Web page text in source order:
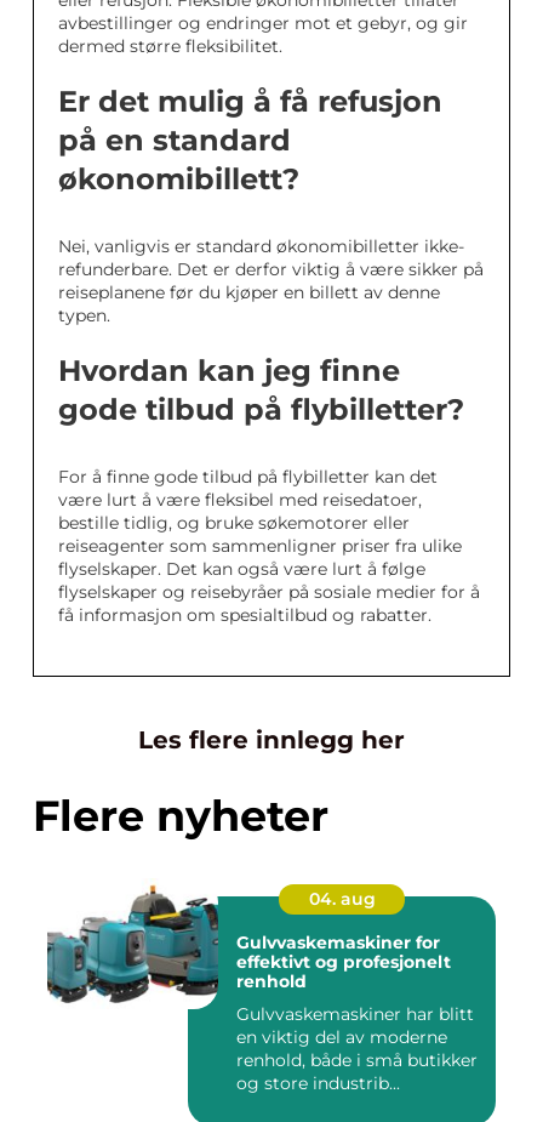
avbestillinger og endringer mot et gebyr, og gir
dermed større fleksibilitet.
Er det mulig å få refusjon
på en standard
økonomibillett?
Nei, vanligvis er standard økonomibilletter ikke-
refunderbare. Det er derfor viktig å være sikker på
reiseplanene før du kjøper en billett av denne
typen.
Hvordan kan jeg finne
gode tilbud på flybilletter?
For å finne gode tilbud på flybilletter kan det
være lurt å være fleksibel med reisedatoer,
bestille tidlig, og bruke søkemotorer eller
reiseagenter som sammenligner priser fra ulike
flyselskaper. Det kan også være lurt å følge
flyselskaper og reisebyråer på sosiale medier for å
få informasjon om spesialtilbud og rabatter.
Les flere innlegg her
Flere nyheter
04. aug
Gulvvaskemaskiner for
effektivt og profesjonelt
renhold
Gulvvaskemaskiner har blitt
en viktig del av moderne
renhold, både i små butikker
og store industrib...